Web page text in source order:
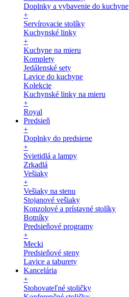
Doplnky a vybavenie do kuchyne
+
Servírovacie stolíky
Kuchynské linky
+
Kuchyne na mieru
Komplety
Jedálenské sety
Lavice do kuchyne
Kolekcie
Kuchynské linky na mieru
+
Royal
Predsieň
+
Doplnky do predsiene
+
Svietidlá a lampy
Zrkadlá
Vešiaky
+
Vešiaky na stenu
Stojanové vešiaky
Konzolové a prístavné stolíky
Botníky
Predsieňové programy
+
Mecki
Predsieňové steny
Lavice a taburety
Kancelária
+
Stohovateľné stoličky